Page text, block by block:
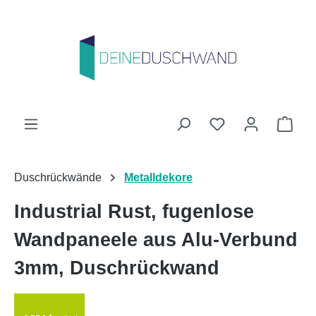
Du hast 0
Duschrückwände Metalldekore
Industrial Rust, fugenlose
Wandpaneele aus Alu-Verbund
3mm, Duschrückwand